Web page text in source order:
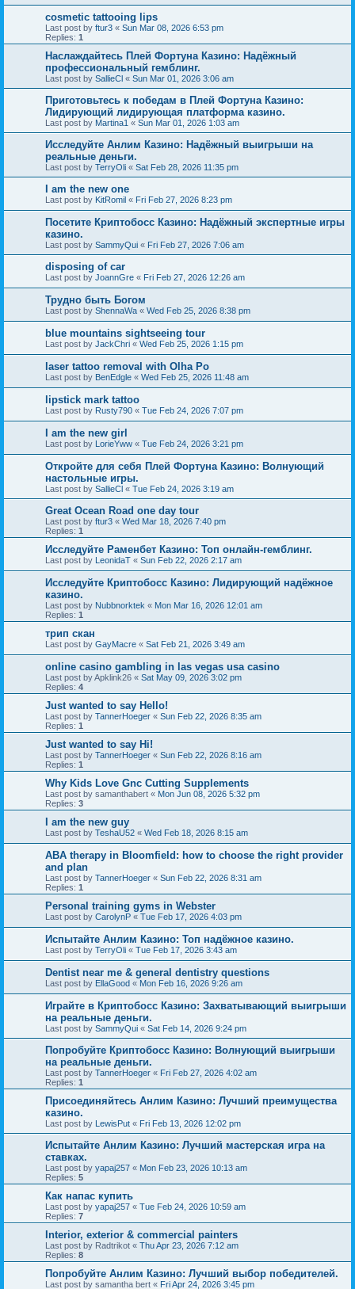
cosmetic tattooing lips
Last post by ftur3 « Sun Mar 08, 2026 6:53 pm
Replies: 1
Наслаждайтесь Плей Фортуна Казино: Надёжный
профессиональный гемблинг.
Last post by SallieCl « Sun Mar 01, 2026 3:06 am
Приготовьтесь к победам в Плей Фортуна Казино:
Лидирующий лидирующая платформа казино.
Last post by Martina1 « Sun Mar 01, 2026 1:03 am
Исследуйте Анлим Казино: Надёжный выигрыши на
реальные деньги.
Last post by TerryOli « Sat Feb 28, 2026 11:35 pm
I am the new one
Last post by KitRomil « Fri Feb 27, 2026 8:23 pm
Посетите Криптобосс Казино: Надёжный экспертные игры
казино.
Last post by SammyQui « Fri Feb 27, 2026 7:06 am
disposing of car
Last post by JoannGre « Fri Feb 27, 2026 12:26 am
Трудно быть Богом
Last post by ShennaWa « Wed Feb 25, 2026 8:38 pm
blue mountains sightseeing tour
Last post by JackChri « Wed Feb 25, 2026 1:15 pm
laser tattoo removal with Olha Po
Last post by BenEdgle « Wed Feb 25, 2026 11:48 am
lipstick mark tattoo
Last post by Rusty790 « Tue Feb 24, 2026 7:07 pm
I am the new girl
Last post by LorieYww « Tue Feb 24, 2026 3:21 pm
Откройте для себя Плей Фортуна Казино: Волнующий
настольные игры.
Last post by SallieCl « Tue Feb 24, 2026 3:19 am
Great Ocean Road one day tour
Last post by ftur3 « Wed Mar 18, 2026 7:40 pm
Replies: 1
Исследуйте Раменбет Казино: Топ онлайн-гемблинг.
Last post by LeonidaT « Sun Feb 22, 2026 2:17 am
Исследуйте Криптобосс Казино: Лидирующий надёжное
казино.
Last post by Nubbnorktek « Mon Mar 16, 2026 12:01 am
Replies: 1
трип скан
Last post by GayMacre « Sat Feb 21, 2026 3:49 am
online casino gambling in las vegas usa casino
Last post byApklink26 « Sat May 09, 2026 3:02 pm
Replies: 4
Just wanted to say Hello!
Last post by TannerHoeger « Sun Feb 22, 2026 8:35 am
Replies: 1
Just wanted to say Hi!
Last post by TannerHoeger « Sun Feb 22, 2026 8:16 am
Replies: 1
Why Kids Love Gnc Cutting Supplements
Last post by samanthabert « Mon Jun 08, 2026 5:32 pm
Replies: 3
I am the new guy
Last post by TeshaU52 « Wed Feb 18, 2026 8:15 am
ABA therapy in Bloomfield: how to choose the right provider
and plan
Last post by TannerHoeger « Sun Feb 22, 2026 8:31 am
Replies: 1
Personal training gyms in Webster
Last post by CarolynP « Tue Feb 17, 2026 4:03 pm
Испытайте Анлим Казино: Топ надёжное казино.
Last post by TerryOli « Tue Feb 17, 2026 3:43 am
Dentist near me & general dentistry questions
Last post by EllaGood « Mon Feb 16, 2026 9:26 am
Играйте в Криптобосс Казино: Захватывающий выигрыши
на реальные деньги.
Last post by SammyQui « Sat Feb 14, 2026 9:24 pm
Попробуйте Криптобосс Казино: Волнующий выигрыши
на реальные деньги.
Last post by TannerHoeger « Fri Feb 27, 2026 4:02 am
Replies: 1
Присоединяйтесь Анлим Казино: Лучший преимущества
казино.
Last post by LewisPut « Fri Feb 13, 2026 12:02 pm
Испытайте Анлим Казино: Лучший мастерская игра на
ставках.
Last post by yapaj257 « Mon Feb 23, 2026 10:13 am
Replies: 5
Как напас купить
Last post by yapaj257 « Tue Feb 24, 2026 10:59 am
Replies: 7
Interior, exterior & commercial painters
Last post by Radtrikot « Thu Apr 23, 2026 7:12 am
Replies: 8
Попробуйте Анлим Казино: Лучший выбор победителей.
Last post by samantha bert « Fri Apr 24, 2026 3:45 pm